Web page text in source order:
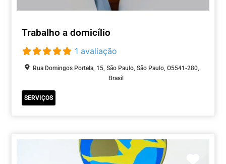
Trabalho a domicílio
1 avaliação
Rua Domingos Portela, 15, São Paulo, São Paulo, O5541-280,
Brasil
SERVIÇOS